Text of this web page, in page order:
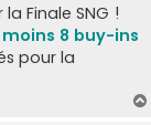
Finale SNG !
8 buy-ins
pour la